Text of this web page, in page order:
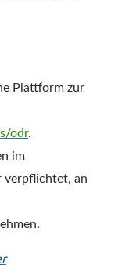
Plattform zur
odr.
im
verpflichtet, an